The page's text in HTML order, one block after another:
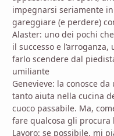
impegnarsi seriamente
gareggiare (e perdere)
Alaster: uno dei pochi
il successo e
farlo scendere dal
umiliante
Genevieve: la conosce
tanto aiuta nella cucina
cuoco passabile. Ma,
fare qualcosa gli procura
Lavoro: se possibile, mi